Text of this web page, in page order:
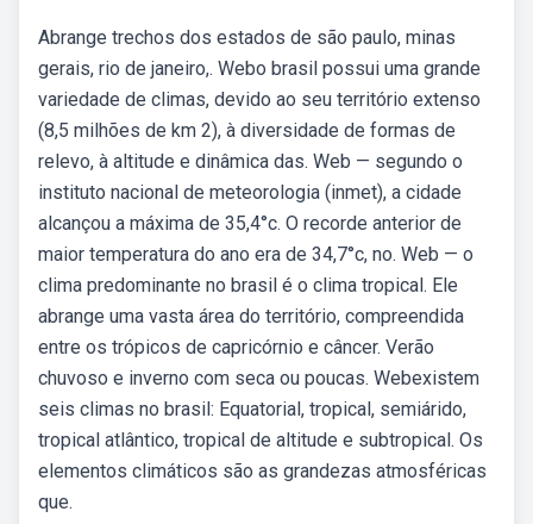
Abrange trechos dos estados de são paulo, minas
gerais, rio de janeiro,. Webo brasil possui uma grande
variedade de climas, devido ao seu território extenso
(8,5 milhões de km 2), à diversidade de formas de
relevo, à altitude e dinâmica das. Web — segundo o
instituto nacional de meteorologia (inmet), a cidade
alcançou a máxima de 35,4°c. O recorde anterior de
maior temperatura do ano era de 34,7°c, no. Web — o
clima predominante no brasil é o clima tropical. Ele
abrange uma vasta área do território, compreendida
entre os trópicos de capricórnio e câncer. Verão
chuvoso e inverno com seca ou poucas. Webexistem
seis climas no brasil: Equatorial, tropical, semiárido,
tropical atlântico, tropical de altitude e subtropical. Os
elementos climáticos são as grandezas atmosféricas
que.